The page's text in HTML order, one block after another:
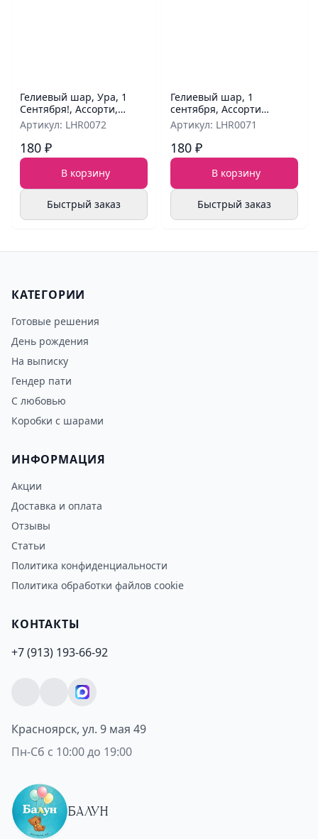
Гелиевый шар, Ура, 1
Сентября!, Ассорти,
пастель
Артикул: LHR0072
180 ₽
В корзину
Быстрый заказ
Гелиевый шар, 1
сентября, Ассорти
Пастель
Артикул: LHR0071
180 ₽
В корзину
Быстрый заказ
КАТЕГОРИИ
Готовые решения
День рождения
На выписку
Гендер пати
С любовью
Коробки с шарами
ИНФОРМАЦИЯ
Акции
Доставка и оплата
Отзывы
Статьи
Политика конфиденциальности
Политика обработки файлов cookie
КОНТАКТЫ
+7 (913) 193-66-92
Красноярск, ул. 9 мая 49
Пн-Сб с 10:00 до 19:00
БАЛУН